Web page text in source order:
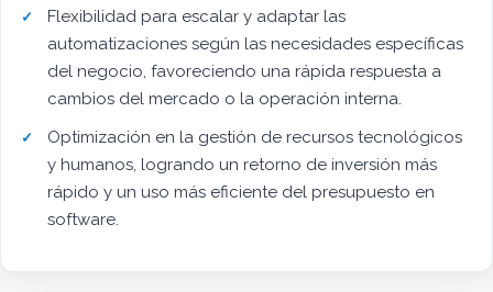
Flexibilidad para escalar y adaptar las
automatizaciones según las necesidades específicas
del negocio, favoreciendo una rápida respuesta a
cambios del mercado o la operación interna.
Optimización en la gestión de recursos tecnológicos
y humanos, logrando un retorno de inversión más
rápido y un uso más eficiente del presupuesto en
software.